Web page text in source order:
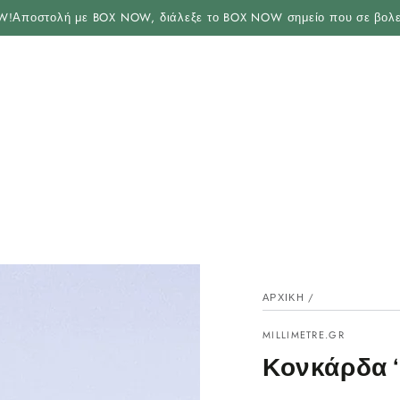
με BOX NOW, διάλεξε το BOX NOW σημείο που σε βολεύει
ΑΡΧΙΚΉ /
MILLIMETRE.GR
Κονκάρδα